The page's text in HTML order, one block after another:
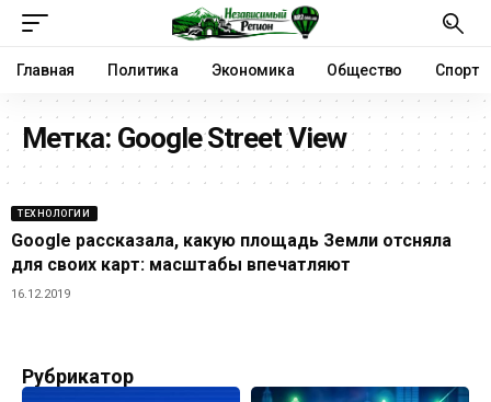
Главная Политика Экономика Общество Спорт
Метка: Google Street View
ТЕХНОЛОГИИ
Google рассказала, какую площадь Земли отсняла
для своих карт: масштабы впечатляют
16.12.2019
Рубрикатор